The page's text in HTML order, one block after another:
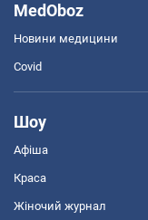
MedOboz
Новини медицини
Covid
Шоу
Афіша
Краса
Жіночий журнал